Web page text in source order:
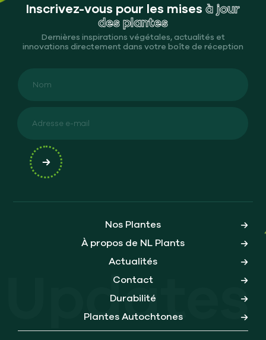
Updates
Inscrivez-vous pour les mises à jour
des plantes
Dernières inspirations végétales, actualités et
innovations directement dans votre boîte de réception
Nos Plantes
À propos de NL Plants
Actualités
Contact
Durabilité
Plantes Autochtones